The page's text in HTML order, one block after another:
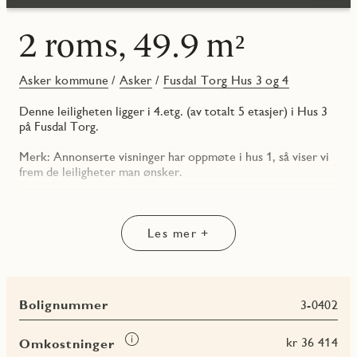
2 roms, 49.9 m²
Asker kommune /Asker / Fusdal Torg Hus 3 og 4
Denne leiligheten ligger i 4.etg. (av totalt 5 etasjer) i Hus 3
på Fusdal Torg.
Merk: Annonserte visninger har oppmøte i hus 1, så viser vi
frem de leiligheter man ønsker.
• Meget pent kvalitetskjøkken fra Marbodal i hjørneløsning
der integrerte hvitevarer fra Siemens er inkludert.
• Skyvedørsgarderobe på soverom medfølger
• Downlights på bad og i entré
• Stor og herlig balkong mot sør som er innglasset med
skyvefelt slik at du kan trekke glassene til side og ha det helt
åpent dersom ønskelig.
Les mer +
Bolignummer 3-0402
Omkostninger
Les
kr 36 414